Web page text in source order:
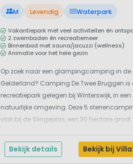
M Levendig Waterpark
Vakantiepark met veel activiteiten én
2 zwembaden én recreatiemeer
Binnenbad met sauna/jacuzzi (wellness)
Animatie voor het hele gezin
Op zoek naar een glampingcamping in de
Gelderland? Camping De Twee Bruggen is
recreatiepark gelegen bij Winterswijk, in een
natuurlijke omgeving. Deze 5
vlak bij de Slingeplas, een 30 hectare groot
waar ook de kleintjes veilig kunnen spelen.
kleintjes...
Bekijk details Bekijk bij